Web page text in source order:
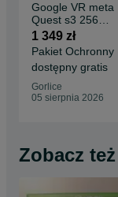
Google VR meta
Quest s3 256
GWARANCJA ! jak
nowe + etui Komis
Madej
1 349 zł
Pakiet Ochronny
dostępny gratis
Gorlice
05 sierpnia 2026
Zobacz też